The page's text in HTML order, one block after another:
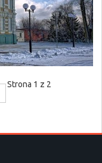
Strona 1 z 2